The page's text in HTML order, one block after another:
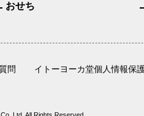
おせち
問 イトーヨーカ堂個人情報保